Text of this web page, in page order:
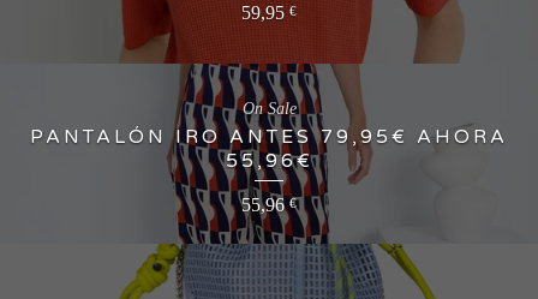
59,95 €
PANTALÓN IRO ANTES 79,95€ AHORA
55,96€
55,96€
On Sale